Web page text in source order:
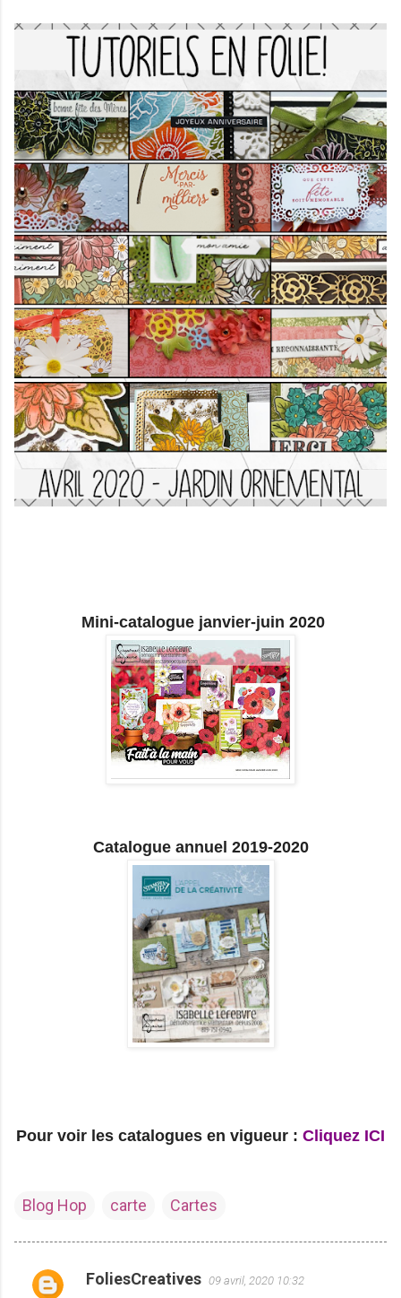
Mini-catalogue janvier-juin 2020
Catalogue annuel 2019-2020
Pour voir les catalogues en vigueur : Cliquez ICI
Blog Hop carte Cartes
C
FoliesCreatives 09 avril, 2020 10:32